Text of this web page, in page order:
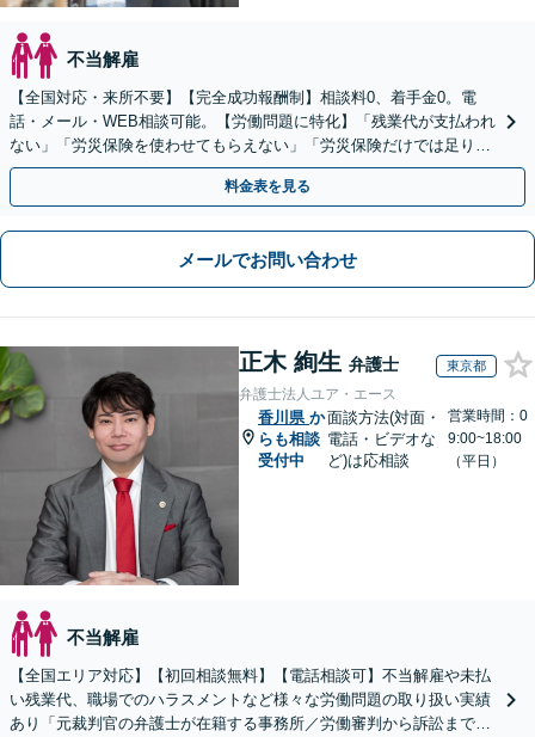
不当解雇
【全国対応・来所不要】【完全成功報酬制】相談料0、着手金0。電
話・メール・WEB相談可能。【労働問題に特化】「残業代が支払われ
ない」「労災保険を使わせてもらえない」「労災保険だけでは足りな
い。損害賠償請求したい」など労働問題はお任せを。
料金表を見る
メールでお問い合わせ
正木 絢生 弁護士 東京都
弁護士法人ユア・エース
香川県 か
らも相談
受付中
面談方法(対面・
電話・ビデオな
ど)は応相談
営業時間：0
9:00~18:00
（平日）
不当解雇
【全国エリア対応】【初回相談無料】【電話相談可】不当解雇や未払
い残業代、職場でのハラスメントなど様々な労働問題の取り扱い実績
あり「元裁判官の弁護士が在籍する事務所／労働審判から訴訟まで、